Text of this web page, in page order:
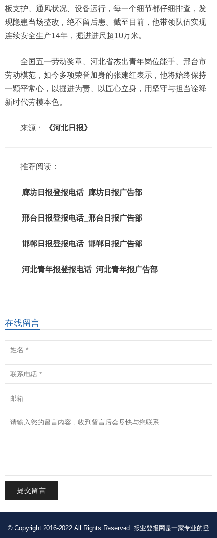
板支护、通风状况、设备运行，每一个细节都仔细排查，发
现隐患当场整改，绝不留后患。截至目前，他带领队伍实现
连续安全生产14年，掘进进尺超10万米。
全国五一劳动奖章、河北省杰出青年岗位能手、邢台市
劳动模范，如今多项荣誉加身的张建红表示，他将始终保持
一颗平常心，以掘进为责、以匠心立身，用坚守与担当诠释
新时代劳模本色。
来源： 《河北日报》
推荐阅读：
廊坊日报登报电话_廊坊日报广告部
邢台日报登报电话_邢台日报广告部
邯郸日报登报电话_邯郸日报广告部
河北青年报登报电话_河北青年报广告部
在线留言
提交留言
© Copyright 2016-2022.All Rights Reserved. 报业登报网是一家专业的登